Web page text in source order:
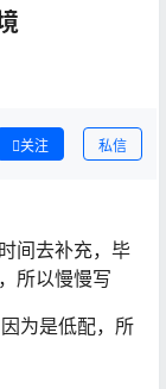
关注 私信
间去补充，毕
所以慢慢写
为是低配，所